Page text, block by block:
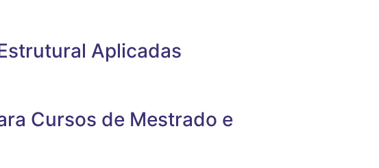
Aplicadas
Cursos de Mestrado e